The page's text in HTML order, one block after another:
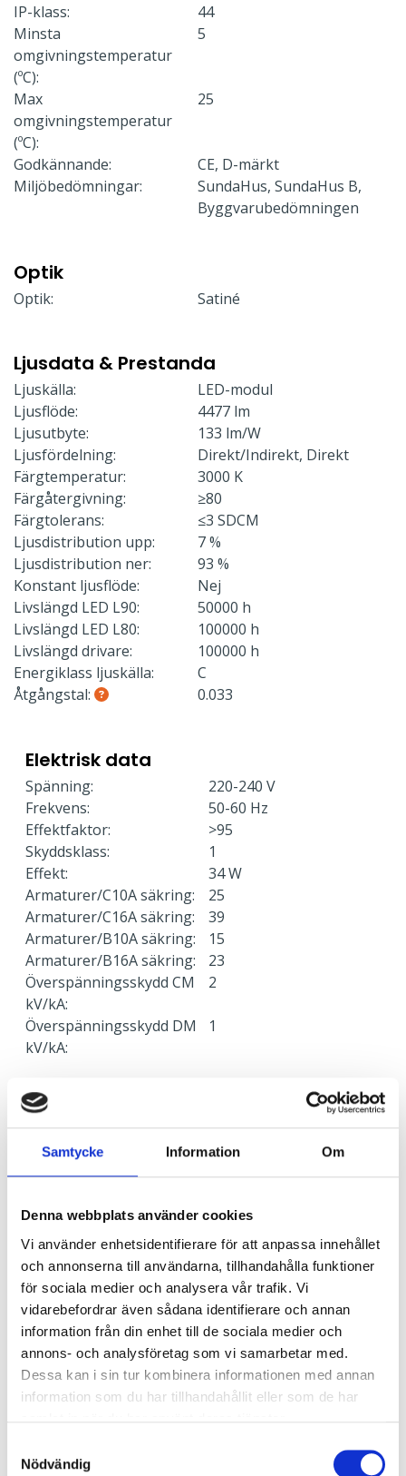
Samtycke Information Om
Denna webbplats använder cookies
Vi använder enhetsidentifierare för att anpassa innehållet
och annonserna till användarna, tillhandahålla funktioner
för sociala medier och analysera vår trafik. Vi
vidarebefordrar även sådana identifierare och annan
information från din enhet till de sociala medier och
annons- och analysföretag som vi samarbetar med.
Dessa kan i sin tur kombinera informationen med annan
information som du har tillhandahållit eller som de har
Nödvändig
IP-klass:
44
Minsta
omgivningstemperatur
(ºC):
5
Max
omgivningstemperatur
(ºC):
25
Godkännande:
CE, D-märkt
Miljöbedömningar:
SundaHus, SundaHus B,
Byggvarubedömningen
Optik
Optik: Satiné
Ljusdata & Prestanda
Ljuskälla:
LED-modul
Ljusflöde:
4477 lm
Ljusutbyte:
133 lm/W
Ljusfördelning:
Direkt/Indirekt, Direkt
Färgtemperatur:
3000 K
Färgåtergivning:
≥80
Färgtolerans:
≤3 SDCM
Ljusdistribution upp:
7 %
Ljusdistribution ner:
93 %
Konstant ljusflöde:
Nej
Livslängd LED L90:
50000 h
Livslängd LED L80:
100000 h
Livslängd drivare:
100000 h
Energiklass ljuskälla:
C
Åtgångstal:
0.033
Elektrisk data
Spänning:
220-240 V
Frekvens:
50-60 Hz
Effektfaktor:
>95
Skyddsklass:
1
Effekt:
34 W
Armaturer/C10A säkring:
25
Armaturer/C16A säkring:
39
Armaturer/B10A säkring:
15
Armaturer/B16A säkring:
23
Överspänningsskydd CM
kV/kA:
2
Överspänningsskydd DM
kV/kA:
1
Ljusstyrning
grundljus)
Sensor:
Mikrovågssensor (trådlös
Nödljus
Nödljus:
Ja
Typ av nödljus:
Batteribackup självtest
Brinntid i batteridrift:
1 h
Ljus vid strömbortfall:
330 lm
Standard:
EN 60598-2-22
Dubbla införingshål på armaturens baksida